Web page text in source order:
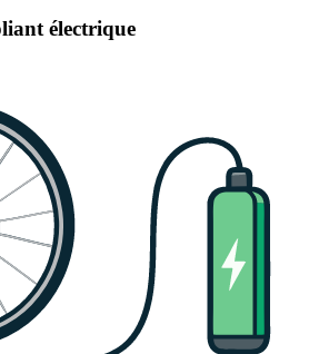
électrique